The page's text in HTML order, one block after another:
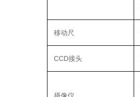
移动尺
CCD接头